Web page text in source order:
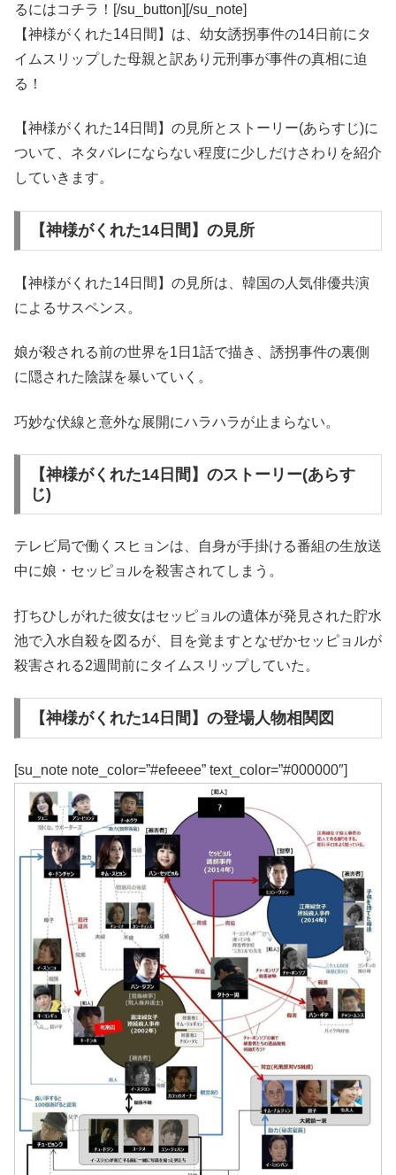
るにはコチラ！[/su_button][/su_note]
【神様がくれた14日間】は、幼女誘拐事件の14日前にタ
イムスリップした母親と訳あり元刑事が事件の真相に迫
る！
【神様がくれた14日間】の見所とストーリー(あらすじ)に
ついて、ネタバレにならない程度に少しだけさわりを紹介
していきます。
【神様がくれた14日間】の見所
【神様がくれた14日間】の見所は、韓国の人気俳優共演
によるサスペンス。
娘が殺される前の世界を1日1話で描き、誘拐事件の裏側
に隠された陰謀を暴いていく。
巧妙な伏線と意外な展開にハラハラが止まらない。
【神様がくれた14日間】のストーリー(あらす
じ)
テレビ局で働くスヒョンは、自身が手掛ける番組の生放送
中に娘・セッピョルを殺害されてしまう。
打ちひしがれた彼女はセッピョルの遺体が発見された貯水
池で入水自殺を図るが、目を覚ますとなぜかセッピョルが
殺害される2週間前にタイムスリップしていた。
【神様がくれた14日間】の登場人物相関図
[su_note note_color=”#efeeee” text_color=”#000000″]